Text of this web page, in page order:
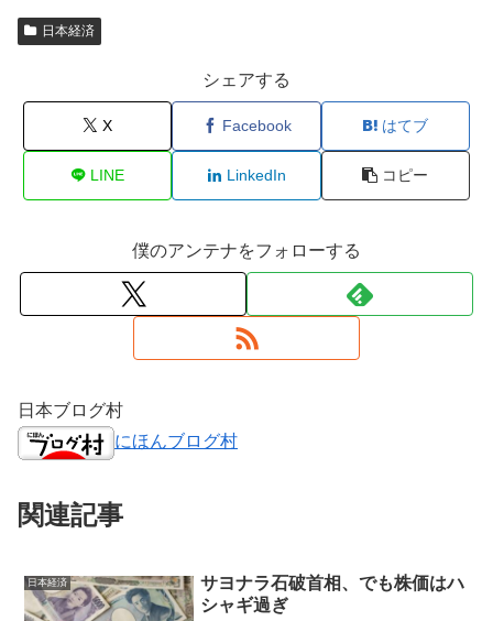
日本経済
シェアする
X Facebook はてブ
LINE LinkedIn コピー
僕のアンテナをフォローする
日本ブログ村
にほんブログ村
関連記事
日本経済
サヨナラ石破首相、でも株価はハ
シャギ過ぎ